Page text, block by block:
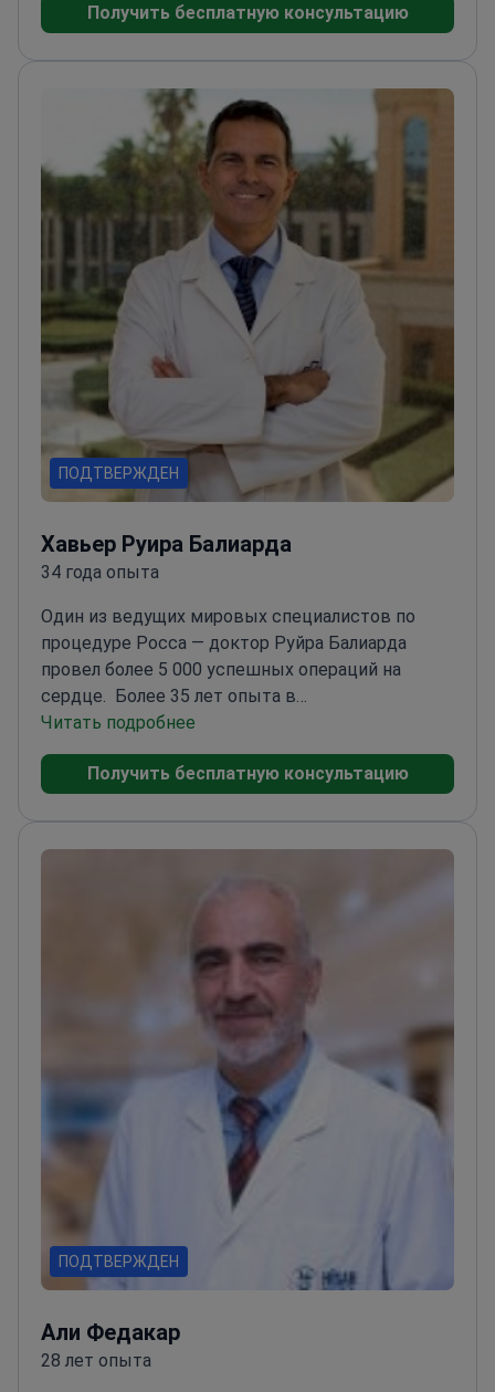
комплексные общие обследования зрения.
факультет, доктор завершил специализацию в
Бейоглу Глазной Учебно-Исследовательской
Больнице. Доктор является членом Турецкой
Медицинской Ассоциации, Турецкой
Офтальмологической Ассоциации и
Европейского Общества Катарактальных и
Рефракционных Хирургов.<\/p>
Получить бесплатную консультацию
ПОДТВЕРЖДЕН
Хавьер Руира Балиарда
34 года опыта
Один из ведущих мировых специалистов по
процедуре Росса — доктор Руйра Балиарда
провел более 5 000 успешных операций на
сердце. Более 35 лет опыта в
кардиохирургииИзобрел 3 запатентованные
технологии восстановления митрального
клапанаСпециализируется на малоинвазивной и
отделения кардиохирургии в Институте сердца
Текнон
Читать подробнее
Получить бесплатную консультацию
ПОДТВЕРЖДЕН
Али Федакар
28 лет опыта